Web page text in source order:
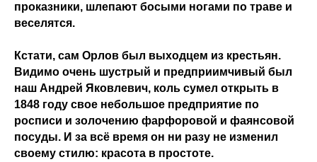
проказники, шлепают босыми ногами по траве и
веселятся.
Кстати, сам Орлов был выходцем из крестьян.
Видимо очень шустрый и предприимчивый был
наш Андрей Яковлевич, коль сумел открыть в
1848 году свое небольшое предприятие по
росписи и золочению фарфоровой и фаянсовой
посуды. И за всё время он ни разу не изменил
своему стилю: красота в простоте.